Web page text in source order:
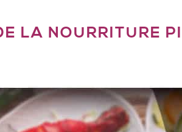
LA NOURRITURE